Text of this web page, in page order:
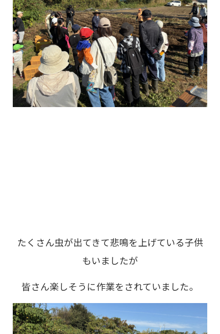
たくさん虫が出てきて悲鳴を上げている子供
もいましたが
皆さん楽しそうに作業をされていました。